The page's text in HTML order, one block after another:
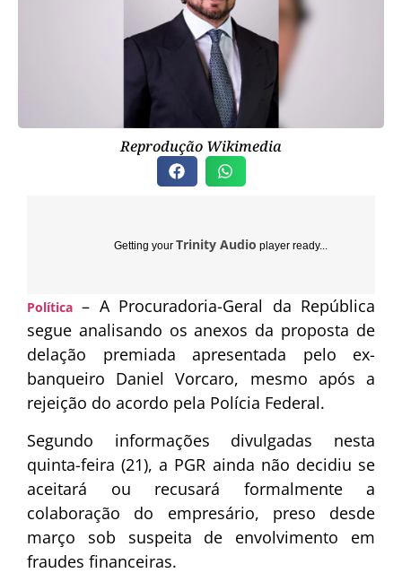
Reprodução Wikimedia
Getting your Trinity Audio player ready...
Política – A Procuradoria-Geral da República
segue analisando os anexos da proposta de
delação premiada apresentada pelo ex-
banqueiro Daniel Vorcaro, mesmo após a
rejeição do acordo pela Polícia Federal.
Segundo informações divulgadas nesta
quinta-feira (21), a PGR ainda não decidiu se
aceitará ou recusará formalmente a
colaboração do empresário, preso desde
março sob suspeita de envolvimento em
fraudes financeiras.